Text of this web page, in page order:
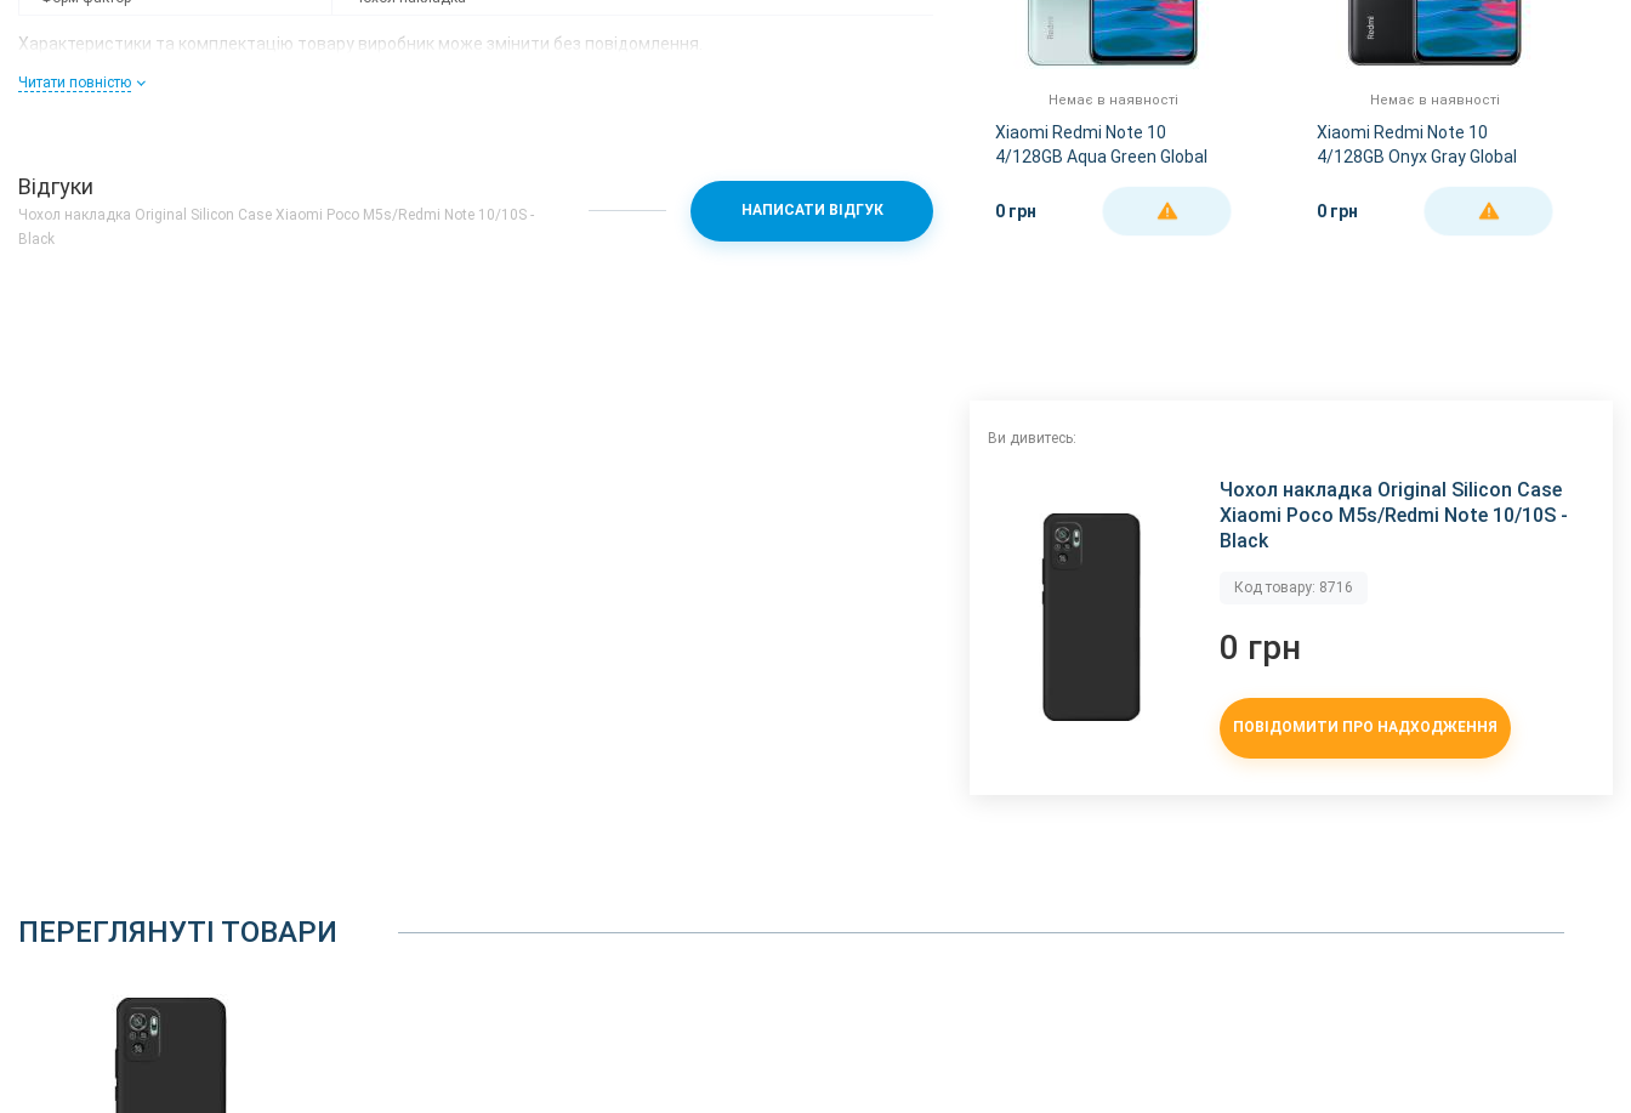
Характеристики та комплектацію товару виробник може змінити без повідомлення.
Читати повністю
Відгуки
Чохол накладка Original Silicon Case Xiaomi Poco M5s/Redmi Note 10/10S -
Black
НАПИСАТИ ВІДГУК
0 грн
ДЕТАЛЬНІШЕ
Version
0 грн
ДЕТАЛЬНІШЕ
Немає в наявності
Xiaomi Redmi Note 10
4/128GB Aqua Green Global
0 грн
ДЕТАЛЬНІШЕ
Немає в наявності
Xiaomi Redmi Note 10
4/128GB Onyx Gray Global
0 грн
ДЕТАЛЬНІШЕ
Ви дивитесь:
Чохол накладка Original Silicon Case
Xiaomi Poco M5s/Redmi Note 10/10S -
Black
Код товару: 8716
0 грн
ПОВІДОМИТИ ПРО НАДХОДЖЕННЯ
ПЕРЕГЛЯНУТІ ТОВАРИ